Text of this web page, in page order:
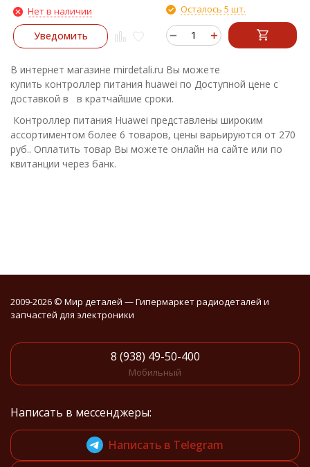
Нет в наличии
Уведомить
Осталось 5 шт.
В интернет магазине mirdetali.ru Вы можете
купить контроллер питания huawei по Доступной цене с
доставкой в в кратчайшие сроки.
Контроллер питания Huawei представлены широким
ассортиментом более 6 товаров, цены варьируются от 270
руб.. Оплатить товар Вы можете онлайн на сайте или по
квитанции через банк.
2009-2026 © Мир деталей — Гипермаркет радиодеталей и
запчастей для электроники
8 (938) 49-50-400
Мобильный
Написать в мессенджеры:
Написать в Telegram